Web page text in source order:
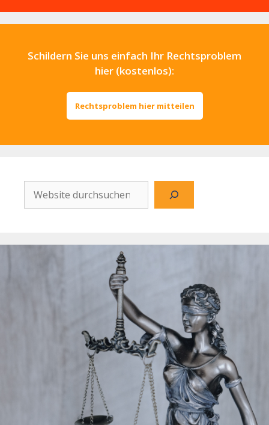
Schildern Sie uns einfach Ihr Rechtsproblem
hier (kostenlos):
Rechtsproblem hier mitteilen
Website
durchsuchen